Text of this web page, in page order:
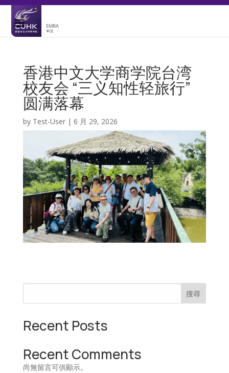
香港中文大学商学院台湾
校友会 “三义知性轻旅行”
圆满落幕
by Test-User| 6 月 29, 2026
搜尋
Recent Posts
Recent Comments
尚無留言可供顯示。